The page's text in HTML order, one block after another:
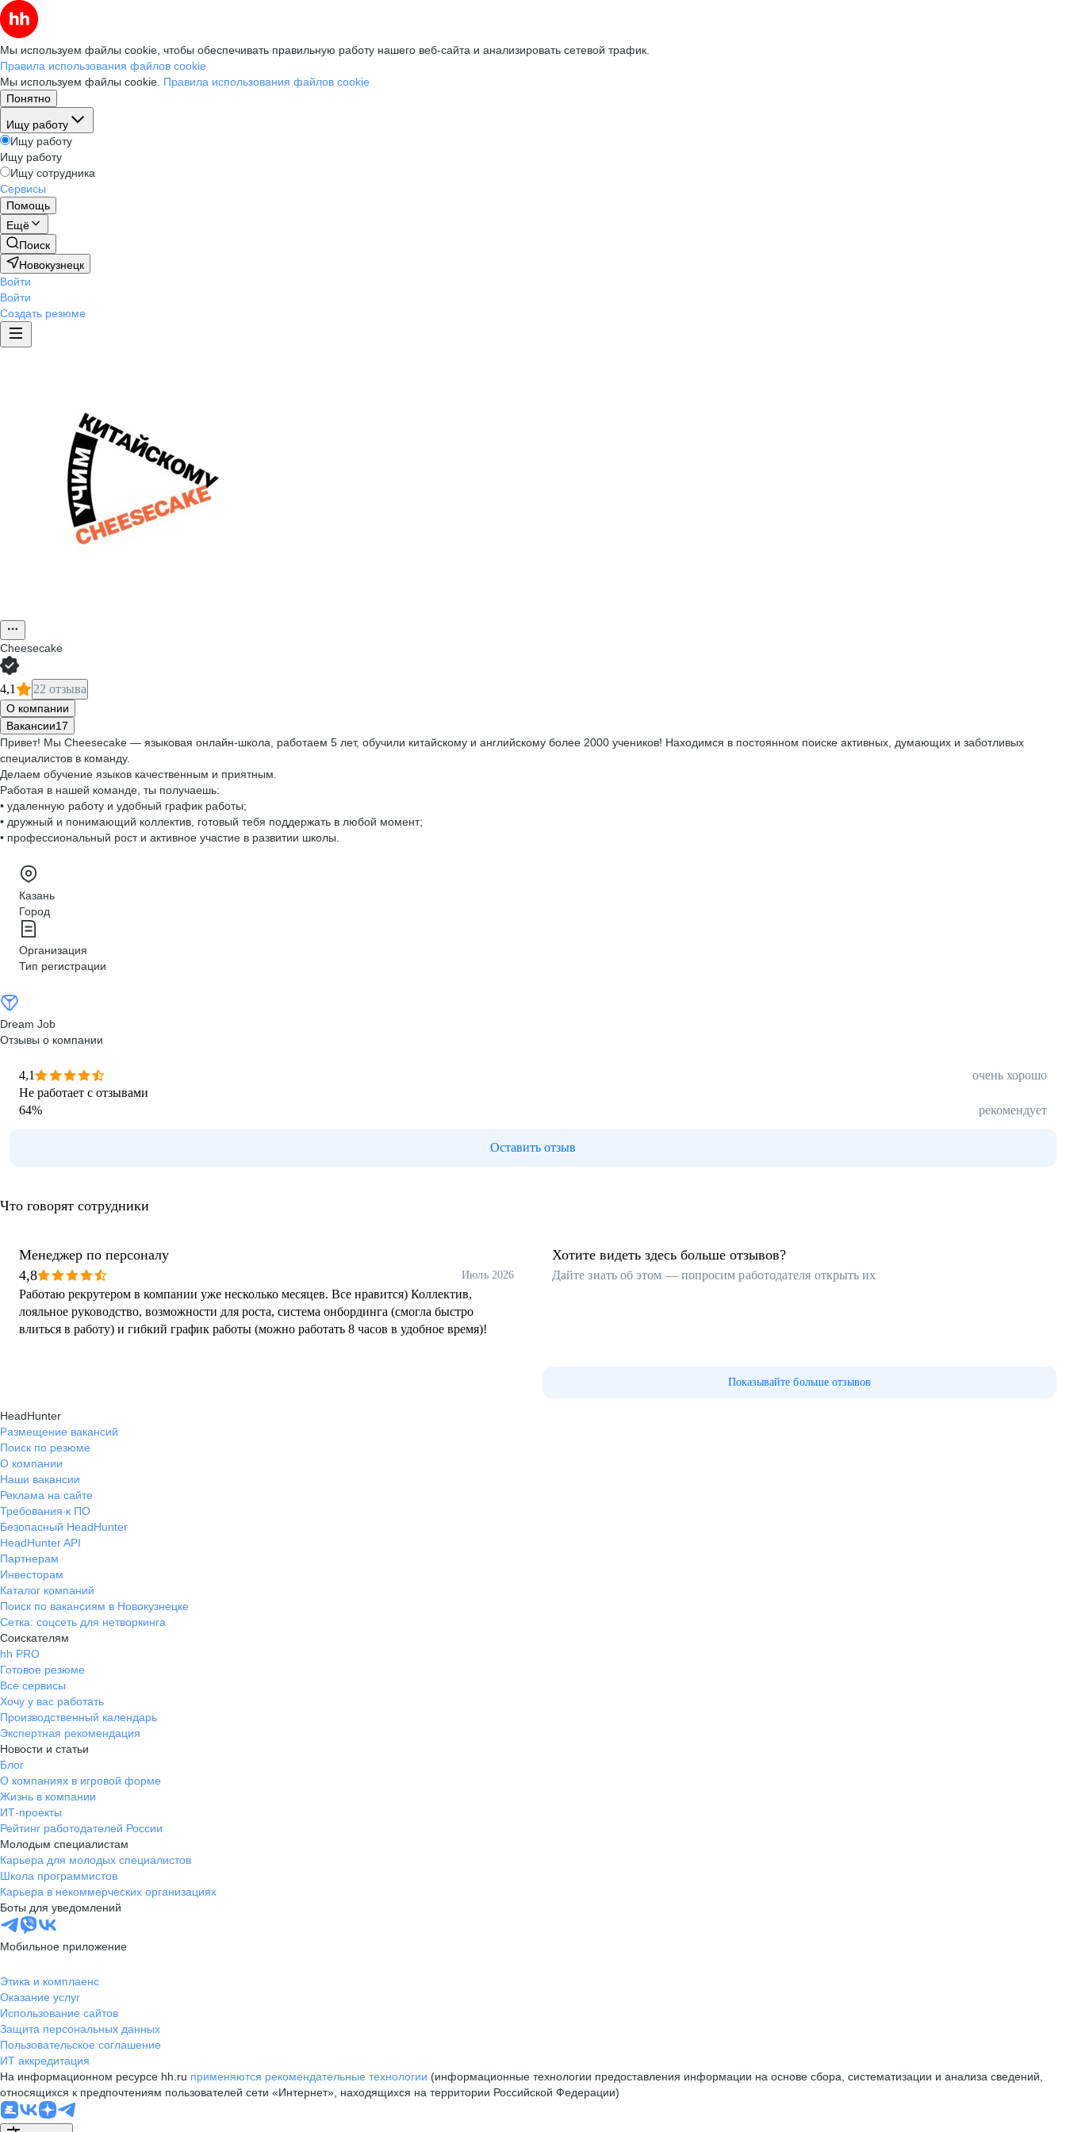
Мы используем файлы cookie, чтобы обеспечивать правильную работу нашего веб-сайта и анализировать сетевой трафик.
Правила использования файлов cookie
Мы используем файлы cookie. Правила использования файлов cookie
Понятно
Ищу работу
Ищу работу
Ищу работу
Ищу сотрудника
Сервисы
Помощь
Ещё
Поиск
Новокузнецк
Войти
Войти
Создать резюме
Cheesecake
4,1 22 отзыва
О компании
Вакансии17
Привет! Мы Cheesecake — языковая онлайн-школа, работаем 5 лет, обучили китайскому и английскому более 2000 учеников! Находимся в постоянном поиске активных, думающих и заботливых
специалистов в команду.
Делаем обучение языков качественным и приятным.
Работая в нашей команде, ты получаешь:
• удаленную работу и удобный график работы;
• дружный и понимающий коллектив, готовый тебя поддержать в любой момент;
• профессиональный рост и активное участие в развитии школы.
Казань
Город
Организация
Тип регистрации
Dream Job
Отзывы о компании
4,1
очень хорошо
Не работает с отзывами
64% рекомендует
Оставить отзыв
Что говорят сотрудники
Менеджер по персоналу
4,8
Июль 2026
Работаю рекрутером в компании уже несколько месяцев. Все нравится) Коллектив,
лояльное руководство, возможности для роста, система онбординга (смогла быстро
влиться в работу) и гибкий график работы (можно работать 8 часов в удобное время)!
Хотите видеть здесь больше отзывов?
Дайте знать об этом — попросим работодателя открыть их
Показывайте больше отзывов
HeadHunter
Размещение вакансий
Поиск по резюме
О компании
Наши вакансии
Реклама на сайте
Требования к ПО
Безопасный HeadHunter
HeadHunter API
Партнерам
Инвесторам
Каталог компаний
Поиск по вакансиям в Новокузнецке
Сетка: соцсеть для нетворкинга
Соискателям
hh PRO
Готовое резюме
Все сервисы
Хочу у вас работать
Производственный календарь
Экспертная рекомендация
Новости и статьи
Блог
О компаниях в игровой форме
Жизнь в компании
ИТ-проекты
Рейтинг работодателей России
Молодым специалистам
Карьера для молодых специалистов
Школа программистов
Карьера в некоммерческих организациях
Боты для уведомлений
Мобильное приложение
Этика и комплаенс
Оказание услуг
Использование сайтов
Защита персональных данных
Пользовательское соглашение
ИТ аккредитация
На информационном ресурсе hh.ru применяются рекомендательные технологии (информационные технологии предоставления информации на основе сбора, систематизации и анализа сведений,
относящихся к предпочтениям пользователей сети «Интернет», находящихся на территории Российской Федерации)